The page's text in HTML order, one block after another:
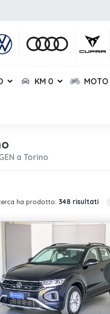
KM 0 MOTO
a Torino
ha prodotto: 348 risultati